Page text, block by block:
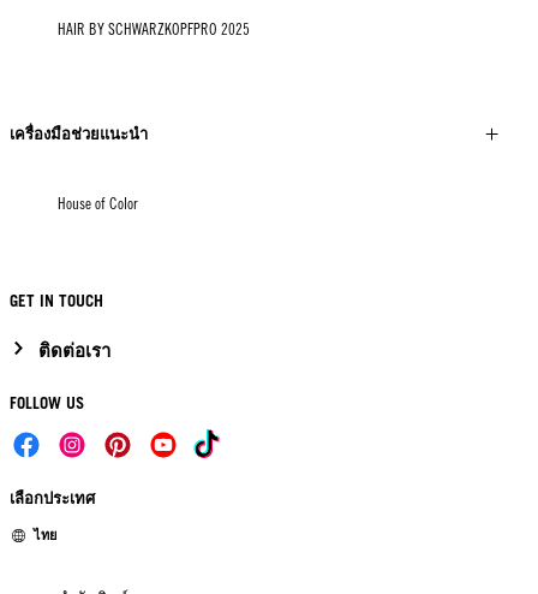
HAIR BY SCHWARZKOPFPRO 2025
เครื่องมือช่วยแนะนำ
House of Color
GET IN TOUCH
ติดต่อเรา
FOLLOW US
เลือกประเทศ
ไทย